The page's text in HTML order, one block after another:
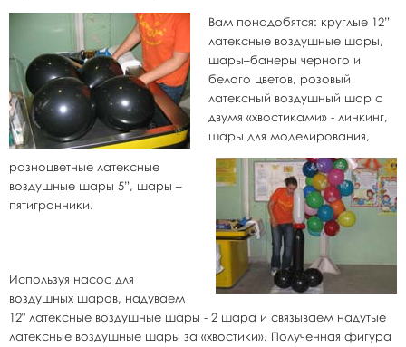
Вам понадобятся: круглые 12”
латексные воздушные шары,
шары–банеры черного и
белого цветов, розовый
латексный воздушный шар с
двумя «хвостиками» - линкинг,
шары для моделирования,
разноцветные латексные
воздушные шары 5”, шары –
пятигранники.
Используя насос для
воздушных шаров, надуваем
12" латексные воздушные шары - 2 шара и связываем надутые
латексные воздушные шары за «хвостики». Полученная фигура